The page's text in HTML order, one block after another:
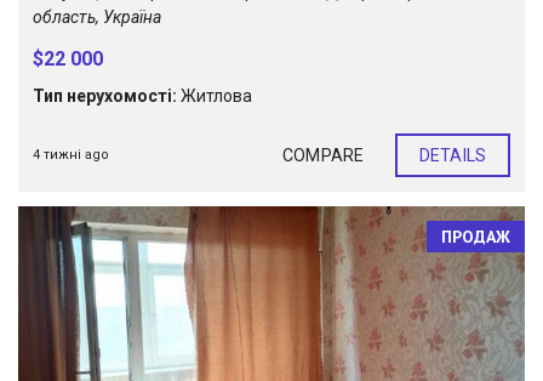
область, Україна
$22 000
Тип нерухомості: Житлова
4 тижні ago COMPARE DETAILS
ПРОДАЖ